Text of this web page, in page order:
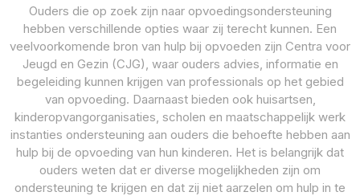
Ouders die op zoek zijn naar opvoedingsondersteuning
hebben verschillende opties waar zij terecht kunnen. Een
veelvoorkomende bron van hulp bij opvoeden zijn Centra voor
Jeugd en Gezin (CJG), waar ouders advies, informatie en
begeleiding kunnen krijgen van professionals op het gebied
van opvoeding. Daarnaast bieden ook huisartsen,
kinderopvangorganisaties, scholen en maatschappelijk werk
instanties ondersteuning aan ouders die behoefte hebben aan
hulp bij de opvoeding van hun kinderen. Het is belangrijk dat
ouders weten dat er diverse mogelijkheden zijn om
ondersteuning te krijgen en dat zij niet aarzelen om hulp in te